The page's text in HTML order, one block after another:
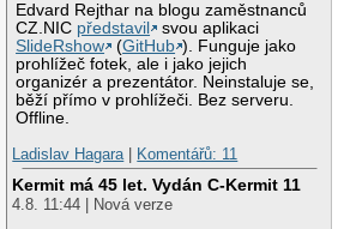
Edvard Rejthar na blogu zaměstnanců
CZ.NIC představil
svou aplikaci
SlideRshow
(GitHub ). Funguje jako
prohlížeč fotek, ale i jako jejich
organizér a prezentátor. Neinstaluje se,
běží přímo v prohlížeči. Bez serveru.
Offline.
Ladislav Hagara | Komentářů: 11
Kermit má 45 let. Vydán C-Kermit 11
4.8. 11:44 | Nová verze